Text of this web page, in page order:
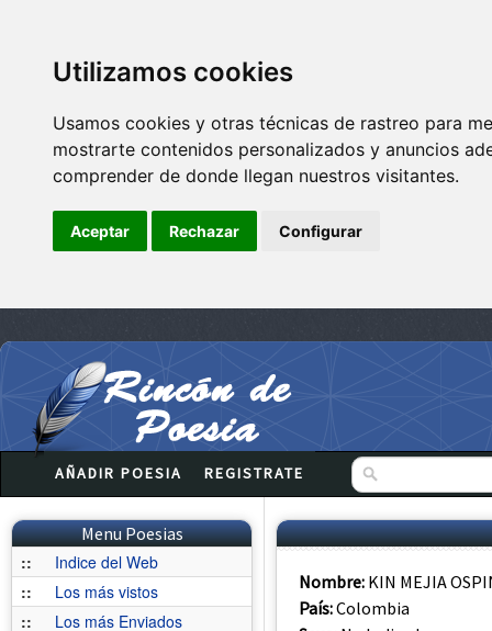
Utilizamos cookies
Usamos cookies y otras técnicas de rastreo para
mostrarte contenidos personalizados y anuncios
comprender de donde llegan nuestros visitantes.
Aceptar Rechazar Configurar
AÑADIR POESIA REGISTRATE
Menu Poesias
::
Indice del Web
::
Los más vistos
::
Los más Enviados
Nombre: KIN MEJIA
País:Colombia